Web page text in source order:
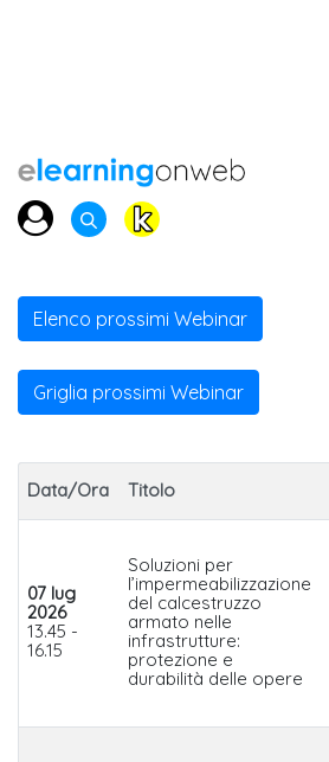
Elenco prossimi Webinar
Griglia prossimi Webinar
Data/Ora Titolo
07 lug
2026
13.45 -
16.15
Soluzioni per
l’impermeabilizzazione
del calcestruzzo
armato nelle
infrastrutture:
protezione e
durabilità delle opere